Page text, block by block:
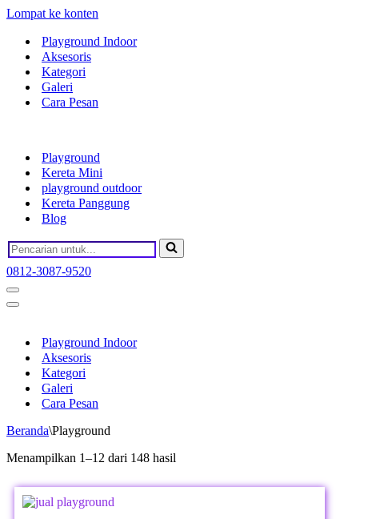
Lompat ke konten
Playground Indoor
Aksesoris
Kategori
Galeri
Cara Pesan
Playground
Kereta Mini
playground outdoor
Kereta Panggung
Blog
0812-3087-9520
Playground Indoor
Aksesoris
Kategori
Galeri
Cara Pesan
Beranda\Playground
Menampilkan 1–12 dari 148 hasil